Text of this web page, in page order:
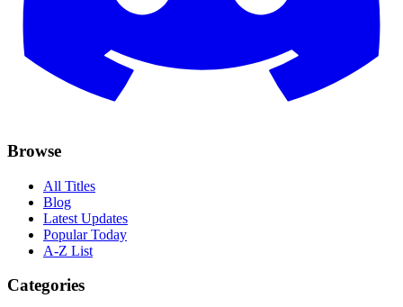
Browse
All Titles
Blog
Latest Updates
Popular Today
A-Z List
Categories